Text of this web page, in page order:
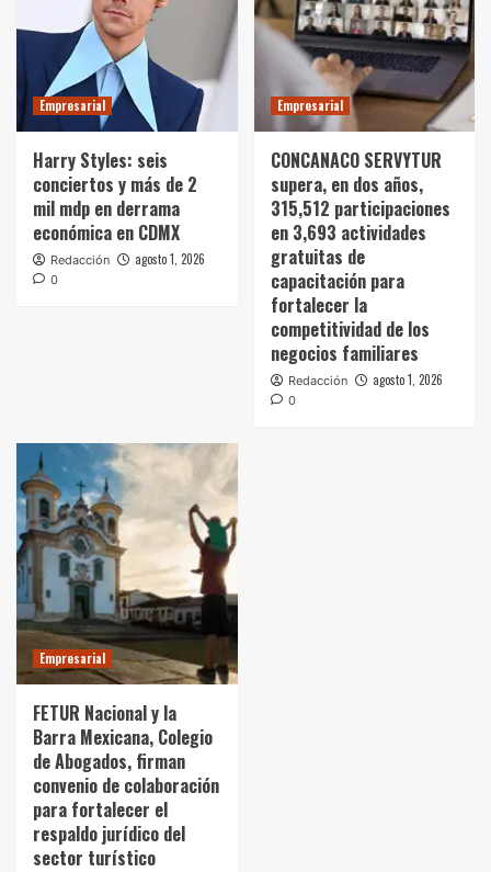
Empresarial
Harry Styles: seis
conciertos y más de 2
mil mdp en derrama
económica en CDMX
Redacción agosto 1, 2026
0
Empresarial
CONCANACO SERVYTUR
supera, en dos años,
315,512 participaciones
en 3,693 actividades
gratuitas de
capacitación para
fortalecer la
competitividad de los
negocios familiares
Redacción agosto 1, 2026
0
Empresarial
FETUR Nacional y la
Barra Mexicana, Colegio
de Abogados, firman
convenio de colaboración
para fortalecer el
respaldo jurídico del
sector turístico